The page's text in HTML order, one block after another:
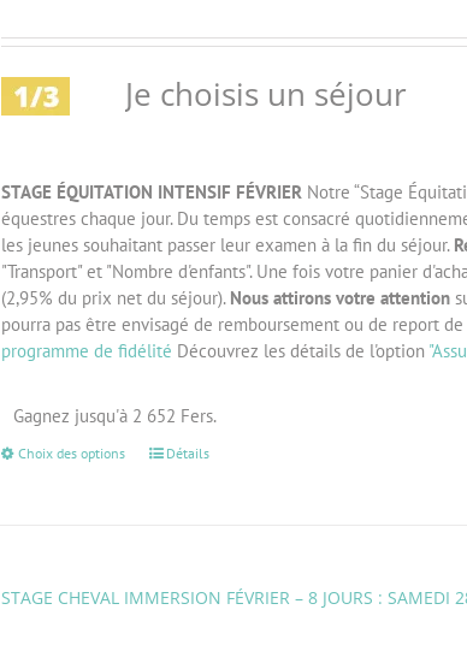
Je choisis un séjour
STAGE ÉQUITATION INTENSIF FÉVRIERNotre “Stage
équestres chaque jour. Du temps est consacré
les jeunes souhaitant passer leur examen à la fin du séjour.
"Transport" et "Nombre d'enfants". Une fois votre panier
(2,95% du prix net du séjour). Nous attirons votre attention
pourra pas être envisagé de remboursement ou de report
programme de fidélité Découvrez les détails de l'option
Gagnez jusqu'à 2 652 Fers.
Choix des options Détails
STAGE CHEVAL IMMERSION FÉVRIER – 8 JOURS :